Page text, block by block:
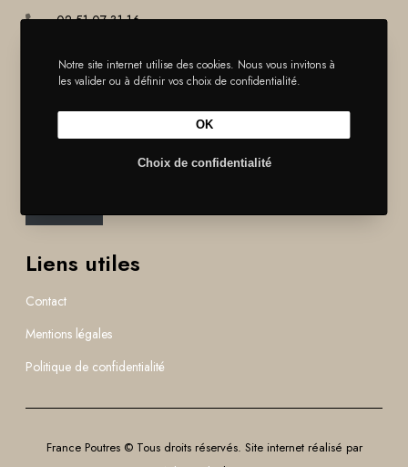
02 51 07 31 16
France Poutres recrute
France Poutres est toujours en recherche de nouvelles personnes
motivées pour intégrer ses équipes.
Liens utiles
Contact
Mentions légales
Politique de confidentialité
France Poutres © Tous droits réservés. Site internet réalisé par
Notre site internet utilise des cookies. Nous vous invitons à
les valider ou à définir vos choix de confidentialité.
Choix de confidentialité
OK